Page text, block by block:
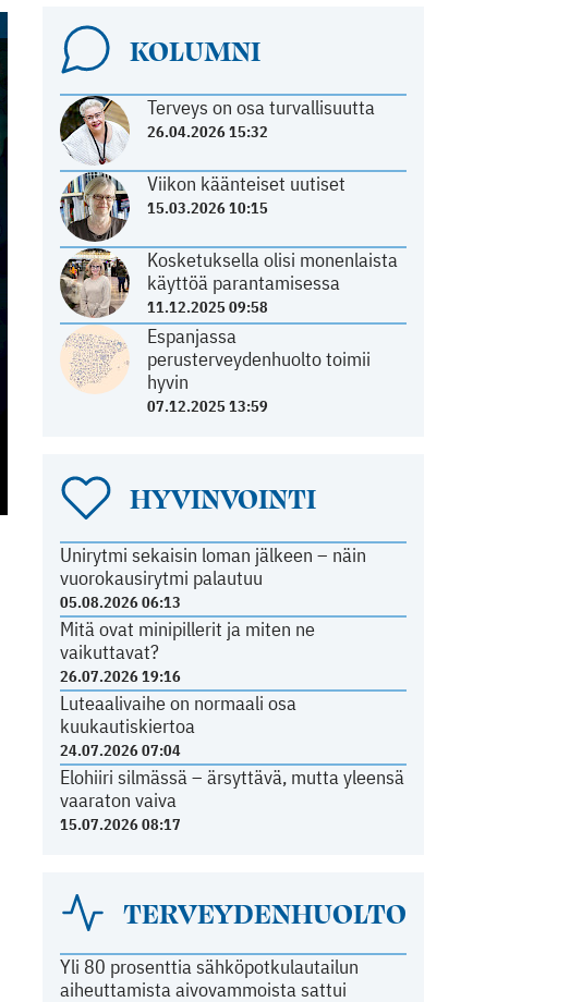
KOLUMNI
Terveys on osa turvallisuutta
26.04.2026 15:32
Viikon käänteiset uutiset
15.03.2026 10:15
Kosketuksella olisi monenlaista
käyttöä parantamisessa
11.12.2025 09:58
Espanjassa
perusterveydenhuolto toimii
hyvin
07.12.2025 13:59
HYVINVOINTI
Unirytmi sekaisin loman jälkeen – näin
vuorokausirytmi palautuu
05.08.2026 06:13
Mitä ovat minipillerit ja miten ne
vaikuttavat?
26.07.2026 19:16
Luteaalivaihe on normaali osa
kuukautiskiertoa
24.07.2026 07:04
Elohiiri silmässä – ärsyttävä, mutta yleensä
vaaraton vaiva
15.07.2026 08:17
TERVEYDENHUOLTO
Yli 80 prosenttia sähköpotkulautailun
aiheuttamista aivovammoista sattui